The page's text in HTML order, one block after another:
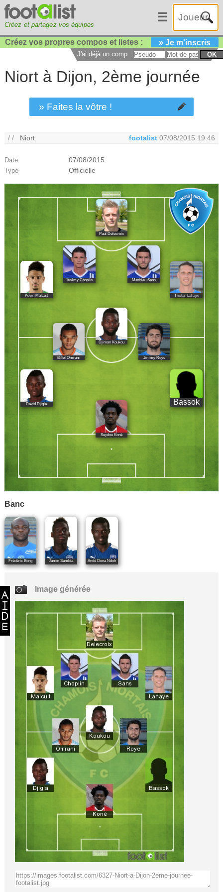
Créez et partagez vos équipes
☰
Créez vos propres compos et listes : » Je m'inscris
J'ai déjà un compte : OK
Niort à Dijon, 2ème journée
» Faites la vôtre !
/ / Niort footalist 07/08/2015 19:46
Date 07/08/2015
Type Officielle
Paul Delecroix
Kévin Malcuit
Jérémy Choplin Matthieu Sans
Tristan Lahaye
Djiman Koukou
Billel Omrani Jimmy Roye
Bassok
David Djigla
Seydou Koné
Banc
Frédéric Bong Junior Sambia Andé Dona Ndoh
Image générée